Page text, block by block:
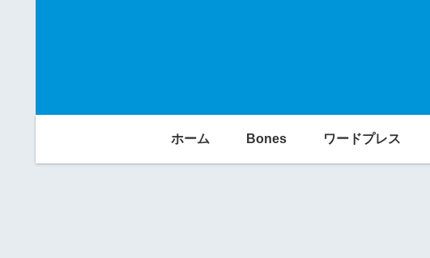
ホーム Bones ワードプレス